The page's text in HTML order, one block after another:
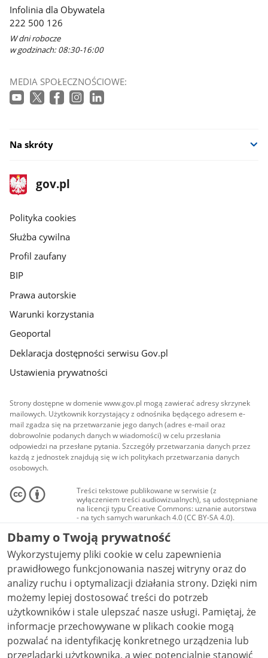
Infolinia dla Obywatela
222 500 126
W dni robocze
w godzinach: 08:30-16:00
MEDIA SPOŁECZNOŚCIOWE:
Na skróty
stopka
gov.pl
Strona
gov.pl
gov.pl
Polityka cookies
Służba cywilna
Profil zaufany
BIP
Prawa autorskie
Warunki korzystania
Geoportal
Deklaracja dostępności serwisu Gov.pl
Ustawienia prywatności
Strony dostępne w domenie www.gov.pl mogą zawierać adresy skrzynek
mailowych. Użytkownik korzystający z odnośnika będącego adresem e-
mail zgadza się na przetwarzanie jego danych (adres e-mail oraz
dobrowolnie podanych danych w wiadomości) w celu przesłania
odpowiedzi na przesłane pytania. Szczegóły przetwarzania danych przez
każdą z jednostek znajdują się w ich politykach przetwarzania danych
osobowych.
Treści tekstowe publikowane w serwisie (z
wyłączeniem treści audiowizualnych), są udostępniane
na licencji typu Creative Commons: uznanie autorstwa
- na tych samych warunkach 4.0 (CC BY-SA 4.0).
Materiały audiowizualne, w tym zdjęcia, materiały
audio i wideo, są udostępniane na licencji typu
Creative Commons: uznanie autorstwa użycie
niekomercyjne - bez utworów zależnych 4.0 (CC BY-
NC-ND 4.0), o ile nie jest to stwierdzone inaczej.
Dbamy o Twoją prywatność
Wykorzystujemy pliki cookie w celu zapewnienia
prawidłowego funkcjonowania naszej witryny oraz do
analizy ruchu i optymalizacji działania strony. Dzięki nim
możemy lepiej dostosować treści do potrzeb
użytkowników i stale ulepszać nasze usługi. Pamiętaj, że
informacje przechowywane w plikach cookie mogą
pozwalać na identyfikację konkretnego urządzenia lub
przeglądarki użytkownika, a więc potencjalnie stanowić